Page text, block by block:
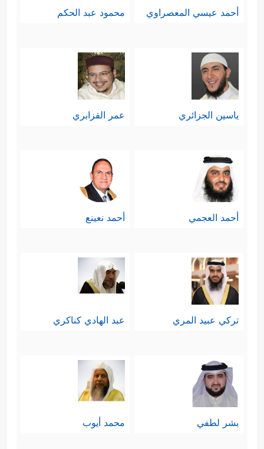
أحمد عيسي المعصراوي محمود عبد الحكم
ياسين الجزائري عمر القزابري
أحمد العجمي أحمد نعينع
تركي عبيد المري عبد الهادي كناكري
بشر لطفي محمد أيوب